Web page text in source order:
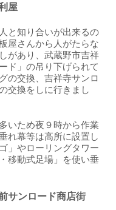
屋
と知り合いが出来るの
屋さんから人がたらな
があり、武蔵野市吉祥
ド」の吊り下げられて
の交換、吉祥寺サンロ
交換をしに行きまし
いため夜９時から作業
れ幕等は高所に設置し
」やローリングタワー
移動式足場」を使い垂
サンロード商店街